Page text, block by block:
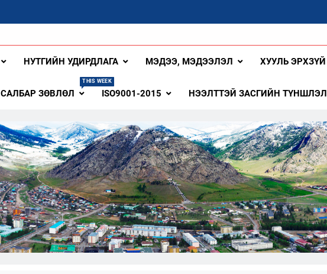
Архангай Аймаг
НУТГИЙН УДИРДЛАГА МЭДЭЭ, МЭДЭЭЛЭЛ ХУУЛЬ ЭРХЗҮЙ
САЛБАР ЗӨВЛӨЛ
THIS WEEK
ISO9001-2015 НЭЭЛТТЭЙ ЗАСГИЙН ТҮНШЛЭЛ